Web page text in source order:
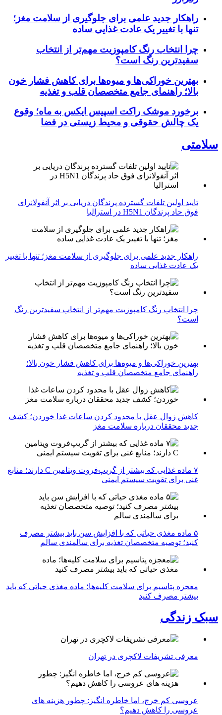
راهکار جدید علمی برای جلوگیری از سلامت مغز؛
تنها با تغییر یک عادت غذایی ساده
چرا انتخاب رنگ کامپوزیت مهم‌تر از انتخاب
سفیدترین رنگ است؟
بهترین خوراکی‌ها و میوه‌ها برای کاهش فشار خون
بالا؛ راهنمای جامع متخصصان قلب و تغذیه
برخورد موشک راکت اسپیس ایکس به ماه؛ وقوع
یک چالش حقوقی و محیط زیستی در فضا
سلامتی
تایید اولین تلفات گسترده پرندگان دریایی بر اثر آنفولانزای
فوق حاد پرندگان H5N1 در استرالیا
راهکار جدید علمی برای جلوگیری از سلامت مغز؛ تنها با تغییر
یک عادت غذایی ساده
چرا انتخاب رنگ کامپوزیت مهم‌تر از انتخاب سفیدترین رنگ
است؟
بهترین خوراکی‌ها و میوه‌ها برای کاهش فشار خون بالا؛
راهنمای جامع متخصصان قلب و تغذیه
کاهش زوال عقل با محدود کردن ساعات غذا خوردن؛ کشف
جدید محققان درباره سلامت مغز
۷ ماده غذایی که بیشتر از گریپ‌فروت ویتامین C دارند؛ منابع
غنی برای تقویت سیستم ایمنی
۵ ماده مغذی حیاتی که با افزایش سن باید بیشتر مصرف
کنید؛ توصیه متخصصان تغذیه برای سالمندی سالم
معجزه پتاسیم برای سلامت کلیه‌ها؛ ماده مغذی حیاتی که باید
بیشتر مصرف کنید
سبک زندگی
معرفی تشریفات لاکچری در تهران
عروسی کم خرج، اما خاطره انگیز: چطور هزینه های
عروسی را کاهش دهیم؟